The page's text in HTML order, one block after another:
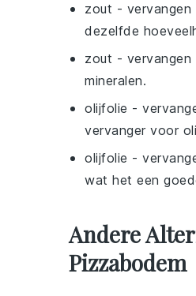
zout - vervangen
dezelfde
zout - vervangen
mineralen.
olijfolie -
vervanger voor
olijfolie -
wat het een
Andere
Pizzabodem